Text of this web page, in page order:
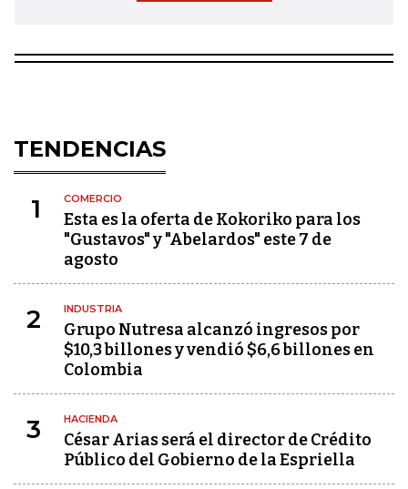
TENDENCIAS
1 COMERCIO
Esta es la oferta de Kokoriko para los
"Gustavos" y "Abelardos" este 7 de
agosto
2 INDUSTRIA
Grupo Nutresa alcanzó ingresos por
$10,3 billones y vendió $6,6 billones en
Colombia
3 HACIENDA
César Arias será el director de Crédito
Público del Gobierno de la Espriella